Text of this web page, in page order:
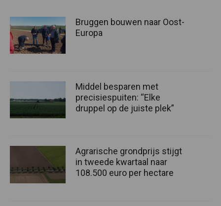
Bruggen bouwen naar Oost-
Europa
Middel besparen met
precisiespuiten: “Elke
druppel op de juiste plek”
Agrarische grondprijs stijgt
in tweede kwartaal naar
108.500 euro per hectare